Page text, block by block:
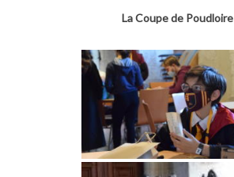
La Coupe de Poudloire